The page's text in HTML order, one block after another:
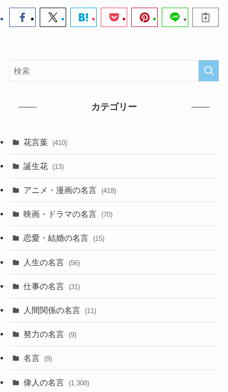
カテゴリー
花言葉 (410)
誕生花 (13)
アニメ・漫画の名言 (418)
映画・ドラマの名言 (70)
恋愛・結婚の名言 (15)
人生の名言 (56)
仕事の名言 (31)
人間関係の名言 (11)
努力の名言 (9)
名言 (9)
偉人の名言 (1,308)